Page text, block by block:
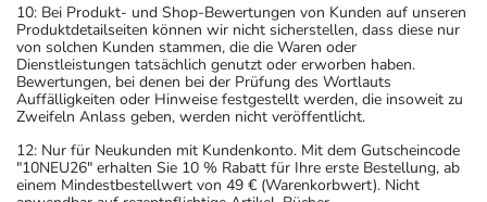
10: Bei Produkt- und Shop-Bewertungen von Kunden auf unseren
Produktdetailseiten können wir nicht sicherstellen, dass diese nur
von solchen Kunden stammen, die die Waren oder
Dienstleistungen tatsächlich genutzt oder erworben haben.
Bewertungen, bei denen bei der Prüfung des Wortlauts
Auffälligkeiten oder Hinweise festgestellt werden, die insoweit zu
Zweifeln Anlass geben, werden nicht veröffentlicht.
12: Nur für Neukunden mit Kundenkonto. Mit dem Gutscheincode
"10NEU26" erhalten Sie 10 % Rabatt für Ihre erste Bestellung, ab
einem Mindestbestellwert von 49 € (Warenkorbwert). Nicht